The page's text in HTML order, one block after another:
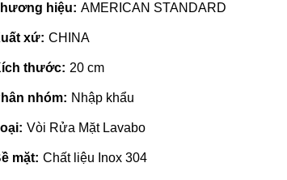
hiệu: AMERICAN STANDARD
xứ: CHINA
thước: 20 cm
nhóm: Nhập khẩu
Vòi Rửa Mặt Lavabo
mặt: Chất liệu Inox 304